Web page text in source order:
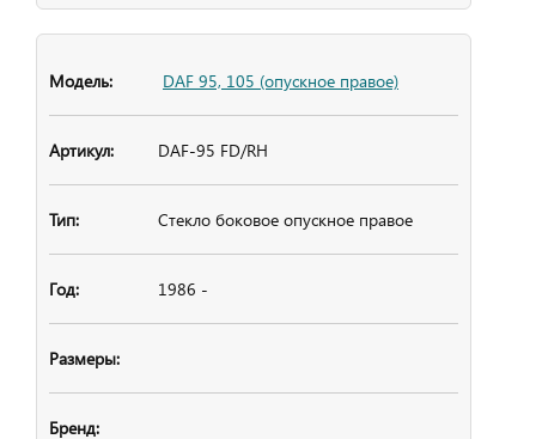
DAF 95, 105 (опускное правое)
DAF-95 FD/RH
Стекло боковое опускное правое
1986 -